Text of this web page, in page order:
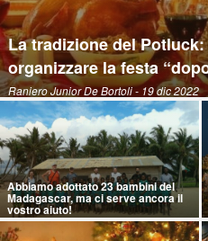
La tradizione del
organizzare la festa
Raniero Junior De Bortoli- 19 dic 2022
Abbiamo adottato 23 bambini del
Madagascar, ma ci serve ancora il
vostro aiuto!